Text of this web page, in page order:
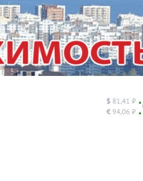
$ 81,41 ₽ ▲
€ 94,06 ₽ ▲